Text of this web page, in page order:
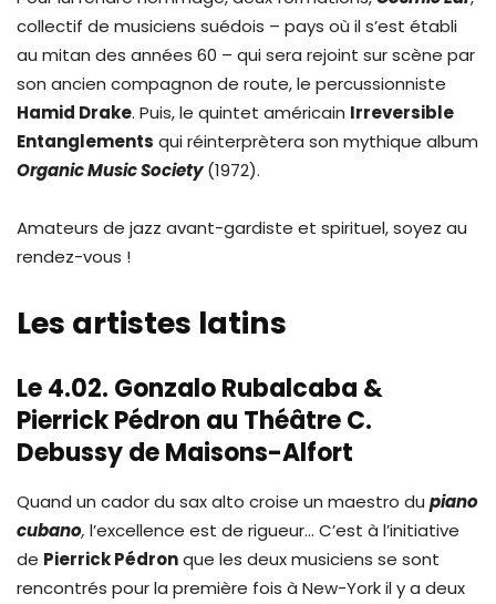
collectif de musiciens suédois – pays où il s’est établi
au mitan des années 60 – qui sera rejoint sur scène par
son ancien compagnon de route, le percussionniste
Hamid Drake. Puis, le quintet américain Irreversible
Entanglements qui réinterprètera son mythique album
Organic Music Society(1972).
Amateurs de jazz avant-gardiste et spirituel, soyez au
rendez-vous !
Les artistes latins
Le 4.02. Gonzalo Rubalcaba &
Pierrick Pédron au Théâtre C.
Debussy de Maisons-Alfort
Quand un cador du sax alto croise un maestro du piano
cubano, l’excellence est de rigueur… C’est à l’initiative
de Pierrick Pédronque les deux musiciens se sont
rencontrés pour la première fois à New-York il y a deux